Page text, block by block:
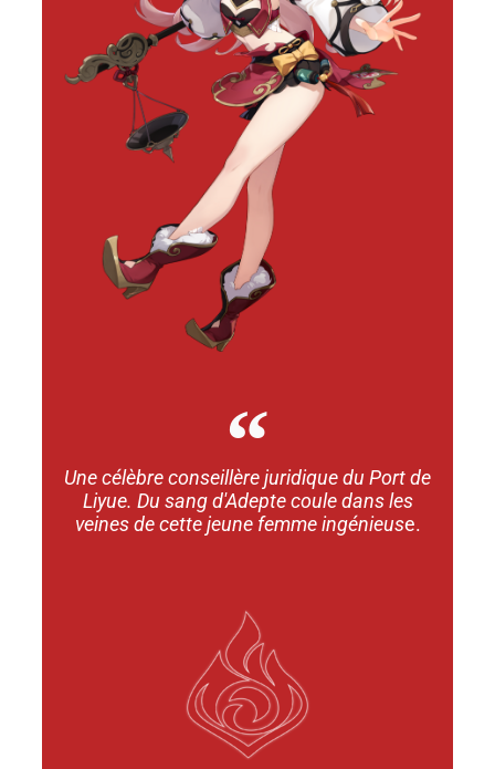
Une célèbre conseillère juridique du Port de
Liyue. Du sang d'Adepte coule dans les
veines de cette jeune femme ingénieuse.